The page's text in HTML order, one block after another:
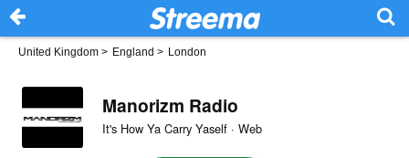
United Kingdom > England > London
Manorizm Radio
It's How Ya Carry Yaself · Web